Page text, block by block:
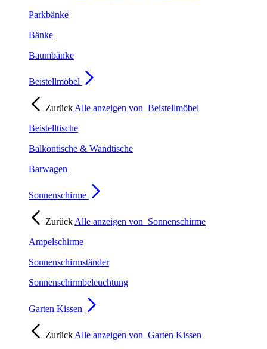
Parkbänke
Bänke
Baumbänke
Beistellmöbel
Zurück Alle anzeigen von Beistellmöbel
Beistelltische
Balkontische & Wandtische
Barwagen
Sonnenschirme
Zurück Alle anzeigen von Sonnenschirme
Ampelschirme
Sonnenschirmständer
Sonnenschirmbeleuchtung
Garten Kissen
Zurück Alle anzeigen von Garten Kissen